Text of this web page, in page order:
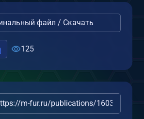
файл / Скачать
125
m-fur.ru/publications/16033/